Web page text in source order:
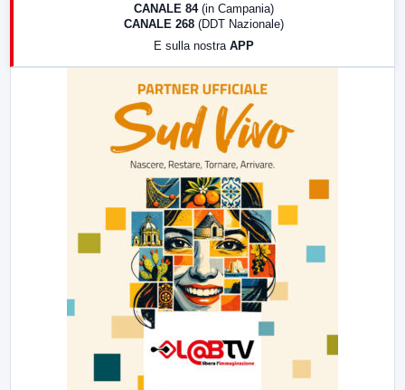
CANALE 84 (in Campania)
CANALE 268 (DDT Nazionale)
E sulla nostra APP